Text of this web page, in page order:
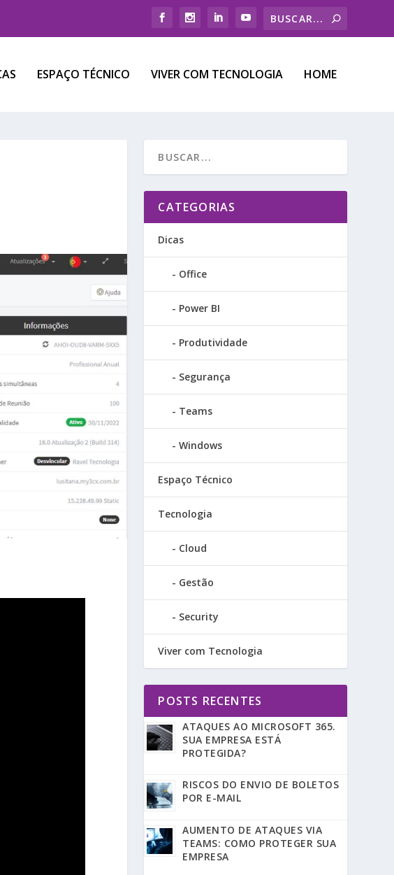
ESPAÇO TÉCNICO VIVER COM TECNOLOGIA HOME
CATEGORIAS
Dicas
Office
Power BI
Produtividade
Segurança
Teams
Windows
Espaço Técnico
Tecnologia
Cloud
Gestão
Security
Viver com Tecnologia
POSTS RECENTES
ATAQUES AO MICROSOFT 365.
SUA EMPRESA ESTÁ
PROTEGIDA?
RISCOS DO ENVIO DE BOLETOS
POR E-MAIL
AUMENTO DE ATAQUES VIA
TEAMS: COMO PROTEGER SUA
EMPRESA